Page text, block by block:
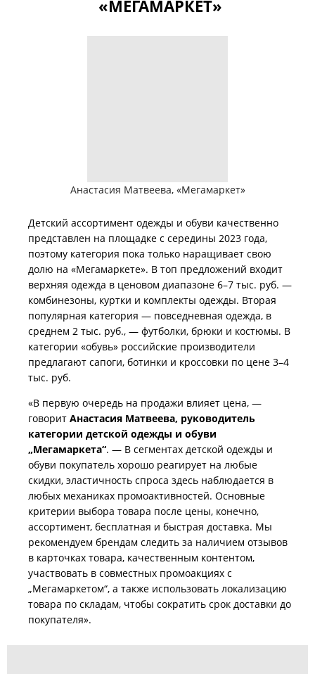
«МЕГАМАРКЕТ»
Анастасия Матвеева, «Мегамаркет»
Детский ассортимент одежды и обуви качественно
представлен на площадке с середины 2023 года,
поэтому категория пока только наращивает свою
долю на «Мегамаркете». В топ предложений входит
верхняя одежда в ценовом диапазоне 6–7 тыс. руб. —
комбинезоны, куртки и комплекты одежды. Вторая
популярная категория — повседневная одежда, в
среднем 2 тыс. руб., — футболки, брюки и костюмы. В
категории «обувь» российские производители
предлагают сапоги, ботинки и кроссовки по цене 3–4
тыс. руб.
«В первую очередь на продажи влияет цена, —
говорит Анастасия Матвеева, руководитель
категории детской одежды и обуви
„Мегамаркета“. — В сегментах детской одежды и
обуви покупатель хорошо реагирует на любые
скидки, эластичность спроса здесь наблюдается в
любых механиках промоактивностей. Основные
критерии выбора товара после цены, конечно,
ассортимент, бесплатная и быстрая доставка. Мы
рекомендуем брендам следить за наличием отзывов
в карточках товара, качественным контентом,
участвовать в совместных промоакциях с
„Мегамаркетом“, а также использовать локализацию
товара по складам, чтобы сократить срок доставки до
покупателя».